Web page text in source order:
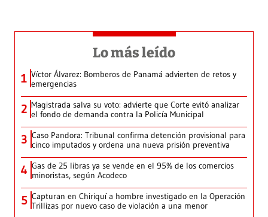
Lo más leído
1 Víctor Álvarez: Bomberos de Panamá advierten de retos y
emergencias
2 Magistrada salva su voto: advierte que Corte evitó analizar
el fondo de demanda contra la Policía Municipal
3 Caso Pandora: Tribunal confirma detención provisional para
cinco imputados y ordena una nueva prisión preventiva
4 Gas de 25 libras ya se vende en el 95% de los comercios
minoristas, según Acodeco
5 Capturan en Chiriquí a hombre investigado en la Operación
Trillizas por nuevo caso de violación a una menor